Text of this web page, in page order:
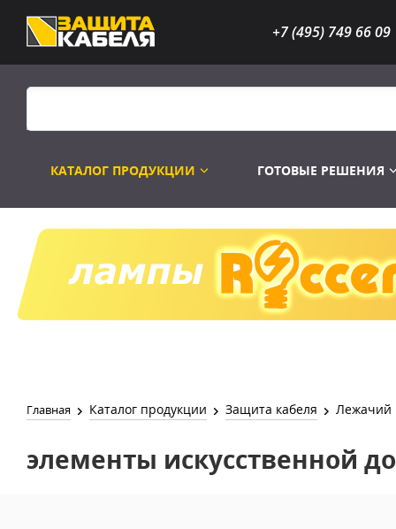
+7 (495) 749 66 09
КАТАЛОГ ПРОДУКЦИИ
Распродажа Лампы
ГОТОВЫЕ РЕШЕНИЯ
Главная Каталог продукции Защита кабеля Лежачий
элементы искусственной